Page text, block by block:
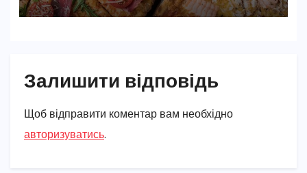
Залишити відповідь
Щоб відправити коментар вам необхідно
авторизуватись.